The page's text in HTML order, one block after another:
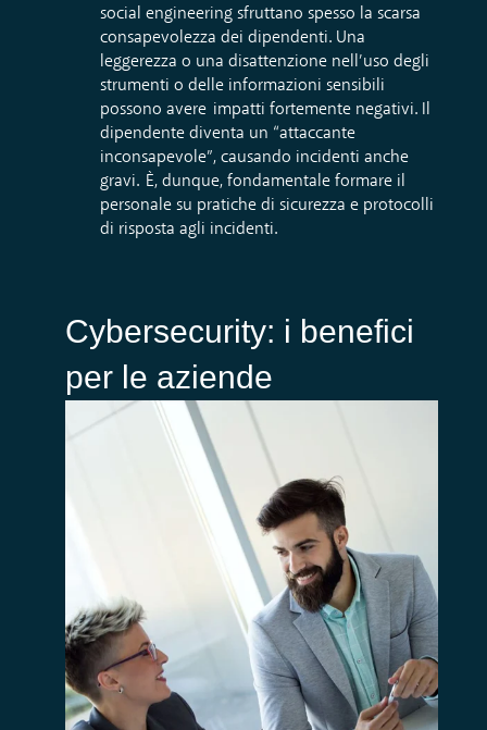
social engineering sfruttano spesso la scarsa
consapevolezza dei dipendenti. Una
leggerezza o una disattenzione nell’uso degli
strumenti o delle informazioni sensibili
possono avere impatti fortemente negativi. Il
dipendente diventa un “attaccante
inconsapevole”, causando incidenti anche
gravi. È, dunque, fondamentale formare il
personale su pratiche di sicurezza e protocolli
di risposta agli incidenti.
Cybersecurity: i benefici
per le aziende